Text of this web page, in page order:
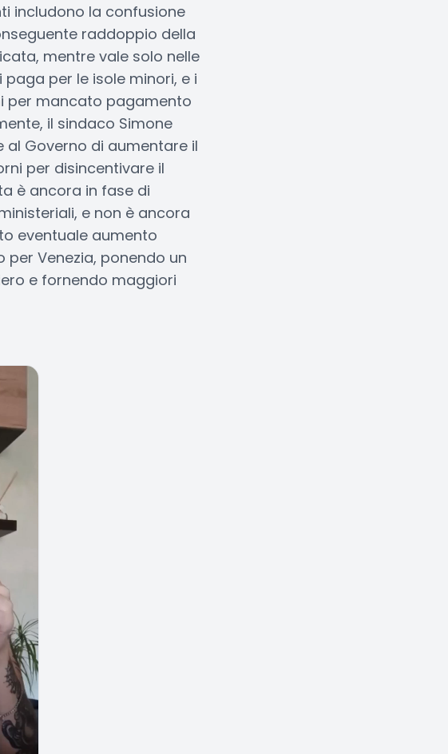
includono la confusione
raddoppio della
mentre vale solo nelle
per le isole minori, e i
per mancato pagamento
il sindaco Simone
al Governo di aumentare il
per disincentivare il
è ancora in fase di
e non è ancora
eventuale aumento
Venezia, ponendo un
e fornendo maggiori